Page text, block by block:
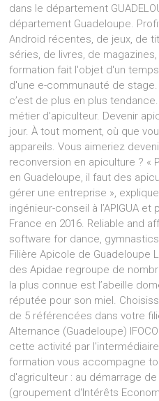
dans le département
département Guadeloupe.
Android récentes, de jeux, de
séries, de livres, de
formation fait l'objet d'un
d'une e-communauté de
c’est de plus en plus
métier d'apiculteur. Devenir
jour. À tout moment, où que
appareils. Vous aimeriez
reconversion en apiculture ? «
en Guadeloupe, il faut des
gérer une entreprise »,
ingénieur-conseil à l’APIGUA
France en 2016. Reliable and
software for dance,
Filière Apicole de Guadeloupe
des Apidae regroupe de
la plus connue est l’abeille
réputée pour son miel.
de 5 référencées dans votre
Alternance (Guadeloupe)
cette activité par
formation vous accompagne
d'agriculteur : au démarrage
(groupement d'Intérêts